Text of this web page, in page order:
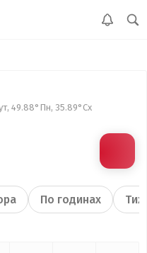
49.88°Пн, 35.89°Сх
По годинах